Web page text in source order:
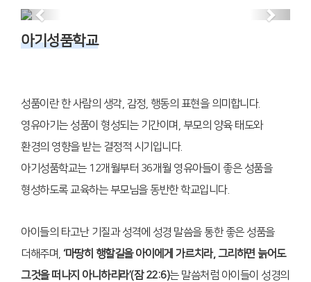
Previous Next
아기성품학교
성품이란 한 사람의 생각, 감정, 행동의 표현을 의미합니다.
영유아기는 성품이 형성되는 기간이며, 부모의 양육 태도와
환경의 영향을 받는 결정적 시기입니다.
아기성품학교는 12개월부터 36개월 영유아들이 좋은 성품을
형성하도록 교육하는 부모님을 동반한 학교입니다.
아이들의 타고난 기질과 성격에 성경 말씀을 통한 좋은 성품을
더해주며, ‘마땅히 행할길을 아이에게 가르치라, 그리하면 늙어도
그것을 떠나지 아니하리라’(잠 22:6)는 말씀처럼 아이들이 성경의